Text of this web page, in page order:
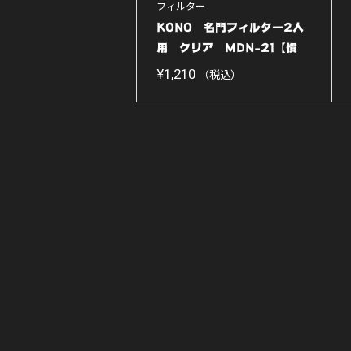
フィルター
KONO 名門フィルター2人
用 クリア MDN-21【慣
れ...
¥1,210 （税込）